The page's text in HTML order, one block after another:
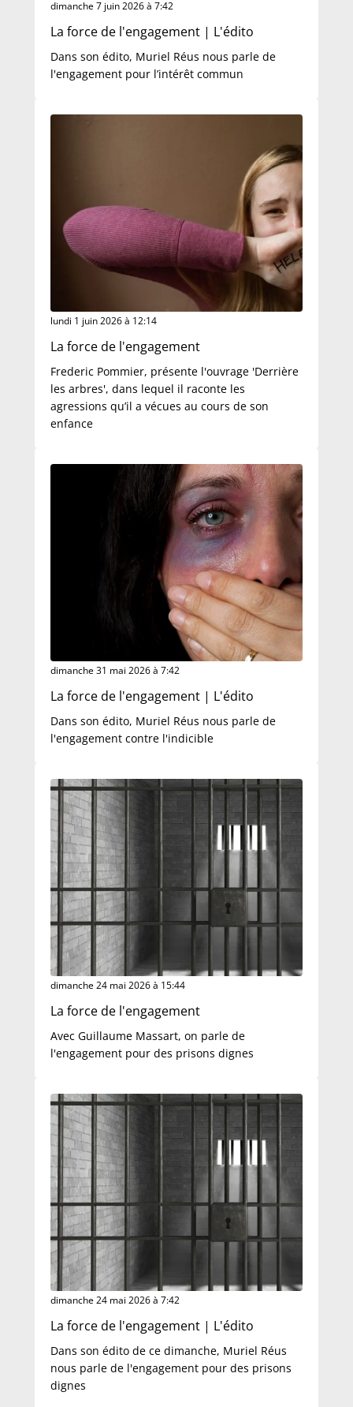
dimanche 7 juin 2026 à 7:42
La force de l'engagement | L'édito
Dans son édito, Muriel Réus nous parle de
l'engagement pour l’intérêt commun
lundi 1 juin 2026 à 12:14
La force de l'engagement
Frederic Pommier, présente l'ouvrage 'Derrière
les arbres', dans lequel il raconte les
agressions qu’il a vécues au cours de son
enfance
dimanche 31 mai 2026 à 7:42
La force de l'engagement | L'édito
Dans son édito, Muriel Réus nous parle de
l'engagement contre l'indicible
dimanche 24 mai 2026 à 15:44
La force de l'engagement
Avec Guillaume Massart, on parle de
l'engagement pour des prisons dignes
dimanche 24 mai 2026 à 7:42
La force de l'engagement | L'édito
Dans son édito de ce dimanche, Muriel Réus
nous parle de l'engagement pour des prisons
dignes